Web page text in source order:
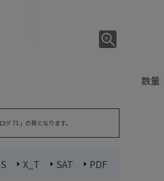
71」の頁となります。
X_T SAT PDF
数量